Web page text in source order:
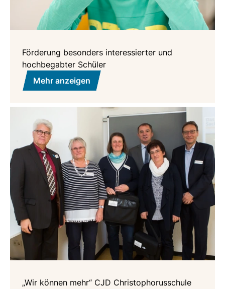
Förderung besonders interessierter und
hochbegabter Schüler
Mehr anzeigen
„Wir können mehr“ CJD Christophorusschule